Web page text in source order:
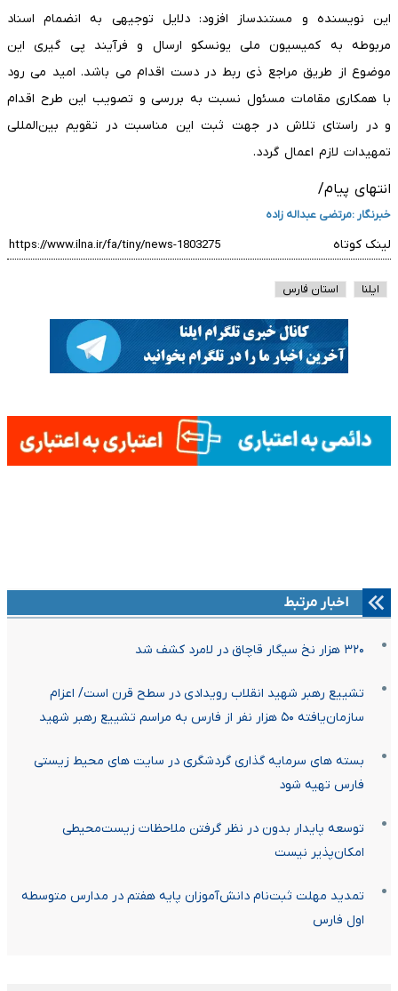
این نویسنده و مستندساز افزود: دلایل توجیهی به انضمام اسناد
مربوطه به کمیسیون ملی یونسکو ارسال و فرآیند پی گیری این
موضوع از طریق مراجع ذی ربط در دست اقدام می باشد. امید می رود
با همکاری مقامات مسئول نسبت به بررسی و تصویب این طرح اقدام
و در راستای تلاش در جهت ثبت این مناسبت در تقویم بین‌المللی
تمهیدات لازم اعمال گردد.
انتهای پیام/
خبرنگار :مرتضی عبداله زاده
لینک کوتاه
ایلنا استان فارس
اخبار مرتبط
۳۲۰ هزار نخ سیگار قاچاق در لامرد کشف شد
تشییع رهبر شهید انقلاب رویدادی در سطح قرن است/ اعزام
سازمان‌یافته ۵۰ هزار نفر از فارس به مراسم تشییع رهبر شهید
بسته های سرمایه گذاری گردشگری در سایت های محیط زیستی
فارس تهیه شود
توسعه پایدار بدون در نظر گرفتن ملاحظات زیست‌محیطی
امکان‌پذیر نیست
تمدید مهلت ثبت‌نام دانش‌آموزان پایه هفتم در مدارس متوسطه
اول فارس